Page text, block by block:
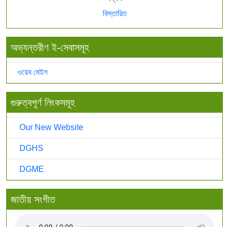
বিস্তারিত
অভ্যন্তরীণ ই-সেবাসমূহ
ওয়েব মেইল
গুরুত্বপূর্ণ লিংকসমূহ
Our New Website
DGHS
DGME
জাতীয় সংগীত